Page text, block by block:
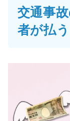
交通事
者が払う